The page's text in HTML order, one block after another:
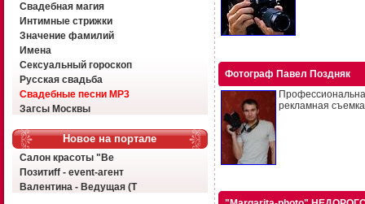
Свадебная магия
Интимные стрижки
Значение фамилий
Имена
Сексуальный гороскоп
Русская свадьба
Свадебные песни MP3
Загсы Москвы
Новое на портале
Салон красоты "Ве
Позитиff - event-агент
Валентина - Ведущая (Т
Фотограф Павел Поздняк
рекламная